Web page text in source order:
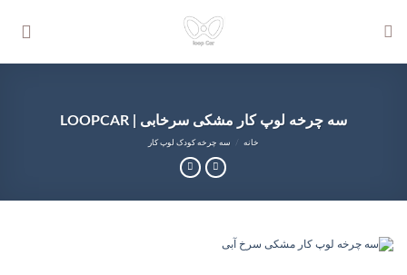
content
سه چرخه لوپ کار مشکی سرخابی | LOOPCAR
خانه / سه چرخه کودک لوپ کار